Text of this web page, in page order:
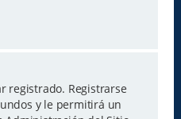
registrado. Registrarse
y le permitirá un